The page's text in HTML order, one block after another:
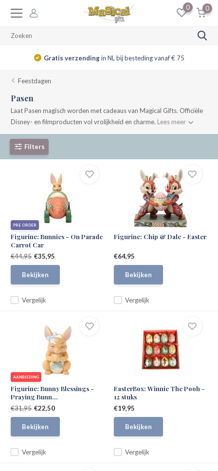
0 0
Gratis verzendingin NL bij besteding vanaf € 75
Feestdagen
Pasen
Laat Pasen magisch worden met cadeaus van Magical Gifts. Officiële
Disney- en filmproducten vol vrolijkheid en charme. Lees meer
Filters
PRE ORDER
Figurine: Bunnies - On Parade
Carrot Car
Vergelijk
€44,95 €35,95
Bekijken
Figurine: Chip & Dale - Easter
Vergelijk
€64,95
Bekijken
AANBIEDING
Figurine: Bunny Blessings -
Praying Bunn...
Vergelijk
€31,95 €22,50
Bekijken
EasterBox: Winnie The Pooh -
12 stuks
Vergelijk
€19,95
Bekijken